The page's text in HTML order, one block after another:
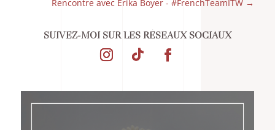
Rencontre avec Erika Boyer - #FrenchTeamITW →
SUIVEZ-MOI SUR LES RÉSEAUX SOCIAUX